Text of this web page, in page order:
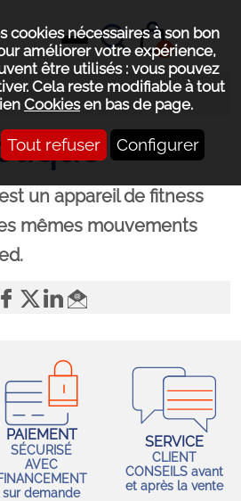
cookies nécessaires à son bon
améliorer votre expérience,
être utilisés : vous pouvez
Cela reste modifiable à tout
Cookiesen bas de page.
Tout refuser Configurer
0
un appareil de fitness
mêmes mouvements
PAIEMENT
SÉCURISÉ
AVEC
sur demande
SERVICE
CLIENT
CONSEILS avant
et après la vente